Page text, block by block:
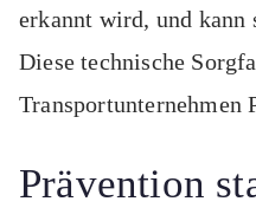
erkannt wird, und
Diese technische
Transportunternehmen
Prävention